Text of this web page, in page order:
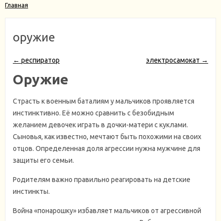
Главная
оружие
электросамокат →
← респиратор
Оружие
Страсть к военным баталиям у мальчиков проявляется
инстинктивно. Её можно сравнить с безобидным
желанием девочек играть в дочки-матери с куклами.
Сыновья, как известно, мечтают быть похожими на своих
отцов. Определенная доля агрессии нужна мужчине для
защиты его семьи.
Родителям важно правильно реагировать на детские
инстинкты.
Война «понарошку» избавляет мальчиков от агрессивной